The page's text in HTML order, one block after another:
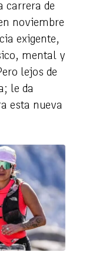
carrera de
noviembre
exigente,
mental y
lejos de
le da
esta nueva